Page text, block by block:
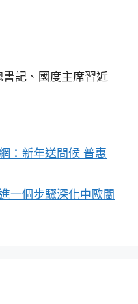
記、國度主席習近
：新年送問候 普惠
一個步驟深化中歐關